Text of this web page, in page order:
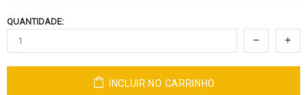
QUANTIDADE:
INCLUIR NO CARRINHO